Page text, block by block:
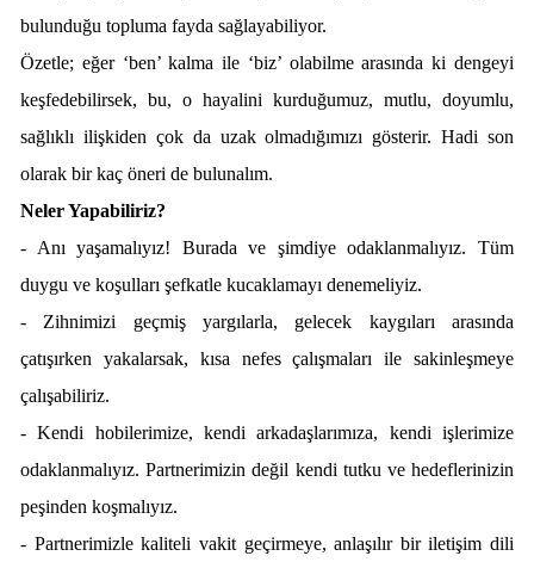
bulunduğu topluma fayda sağlayabiliyor.
Özetle; eğer ‘ben’ kalma ile ‘biz’ olabilme arasında ki dengeyi
keşfedebilirsek, bu, o hayalini kurduğumuz, mutlu, doyumlu,
sağlıklı ilişkiden çok da uzak olmadığımızı gösterir. Hadi son
olarak bir kaç öneri de bulunalım.
Neler Yapabiliriz?
- Anı yaşamalıyız! Burada ve şimdiye odaklanmalıyız. Tüm
duygu ve koşulları şefkatle kucaklamayı denemeliyiz.
- Zihnimizi geçmiş yargılarla, gelecek kaygıları arasında
çatışırken yakalarsak, kısa nefes çalışmaları ile sakinleşmeye
çalışabiliriz.
- Kendi hobilerimize, kendi arkadaşlarımıza, kendi işlerimize
odaklanmalıyız. Partnerimizin değil kendi tutku ve hedeflerinizin
peşinden koşmalıyız.
- Partnerimizle kaliteli vakit geçirmeye, anlaşılır bir iletişim dili